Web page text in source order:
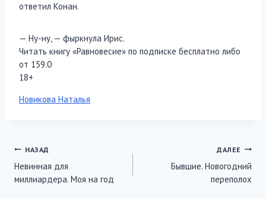
ответил Конан.
— Ну-ну, — фыркнула Ирис.
Читать книгу «Равновесие» по подписке бесплатно либо
от 159.0
18+
Метки
Новикова Наталья
Навигация
по
записям
НАЗАД
Невинная для
миллиардера. Моя на год
ДАЛЕЕ
Бывшие. Новогодний
переполох